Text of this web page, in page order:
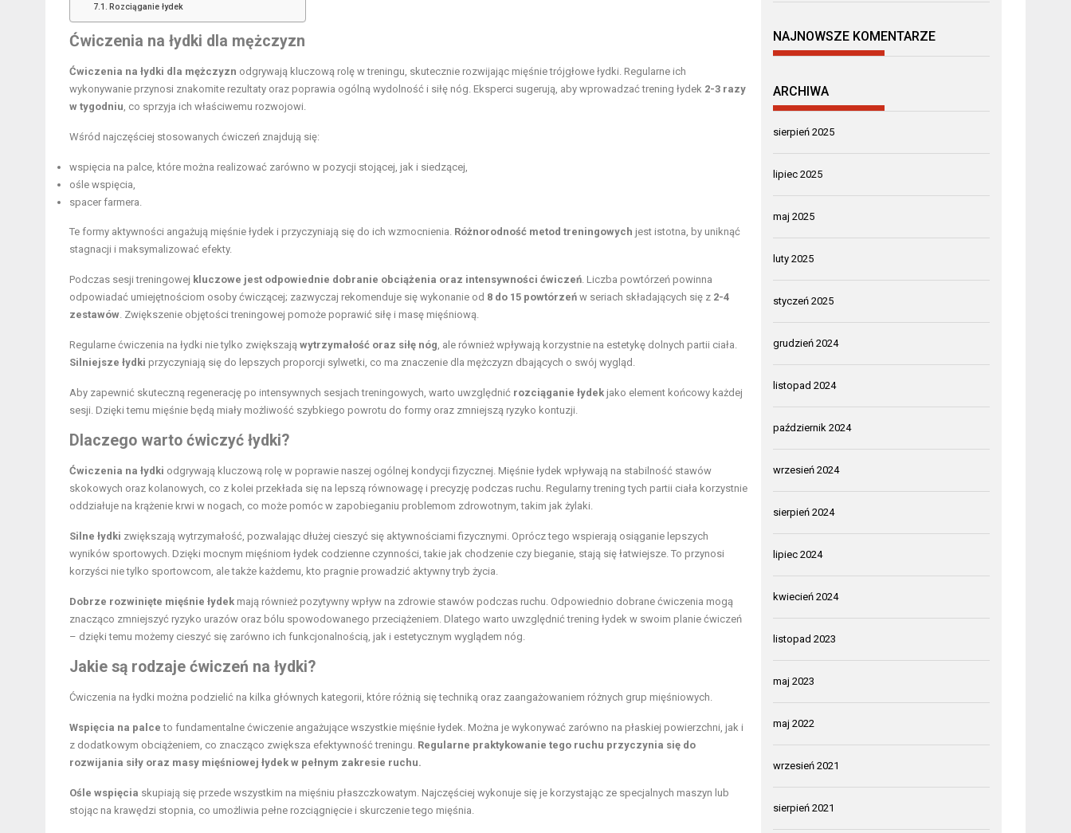
Rozciąganie łydek
Ćwiczenia na łydki dla mężczyzn
Ćwiczenia na łydki dla mężczyzn odgrywają kluczową rolę w treningu, skutecznie rozwijając mięśnie trójgłowe łydki. Regularne ich
wykonywanie przynosi znakomite rezultaty oraz poprawia ogólną wydolność i siłę nóg. Eksperci sugerują, aby wprowadzać trening łydek 2-3 razy
w tygodniu , co sprzyja ich właściwemu rozwojowi.
Wśród najczęściej stosowanych ćwiczeń znajdują się:
wspięcia na palce, które można realizować zarówno w pozycji stojącej, jak i siedzącej,
ośle wspięcia,
spacer farmera.
Te formy aktywności angażują mięśnie łydek i przyczyniają się do ich wzmocnienia. Różnorodność metod treningowych jest istotna, by uniknąć
stagnacji i maksymalizować efekty.
Podczas sesji treningowej kluczowe jest odpowiednie dobranie obciążenia oraz intensywności ćwiczeń . Liczba powtórzeń powinna
odpowiadać umiejętnościom osoby ćwiczącej; zazwyczaj rekomenduje się wykonanie od 8 do 15 powtórzeń w seriach składających się z 2-4
zestawów . Zwiększenie objętości treningowej pomoże poprawić siłę i masę mięśniową.
Regularne ćwiczenia na łydki nie tylko zwiększają wytrzymałość oraz siłę nóg , ale również wpływają korzystnie na estetykę dolnych partii ciała.
Silniejsze łydki przyczyniają się do lepszych proporcji sylwetki, co ma znaczenie dla mężczyzn dbających o swój wygląd.
Aby zapewnić skuteczną regenerację po intensywnych sesjach treningowych, warto uwzględnić rozciąganie łydek jako element końcowy każdej
sesji. Dzięki temu mięśnie będą miały możliwość szybkiego powrotu do formy oraz zmniejszą ryzyko kontuzji.
Dlaczego warto ćwiczyć łydki?
Ćwiczenia na łydki odgrywają kluczową rolę w poprawie naszej ogólnej kondycji fizycznej. Mięśnie łydek wpływają na stabilność stawów
skokowych oraz kolanowych, co z kolei przekłada się na lepszą równowagę i precyzję podczas ruchu. Regularny trening tych partii ciała korzystnie
oddziałuje na krążenie krwi w nogach, co może pomóc w zapobieganiu problemom zdrowotnym, takim jak żylaki.
Silne łydki zwiększają wytrzymałość, pozwalając dłużej cieszyć się aktywnościami fizycznymi. Oprócz tego wspierają osiąganie lepszych
wyników sportowych. Dzięki mocnym mięśniom łydek codzienne czynności, takie jak chodzenie czy bieganie, stają się łatwiejsze. To przynosi
korzyści nie tylko sportowcom, ale także każdemu, kto pragnie prowadzić aktywny tryb życia.
Dobrze rozwinięte mięśnie łydek mają również pozytywny wpływ na zdrowie stawów podczas ruchu. Odpowiednio dobrane ćwiczenia mogą
znacząco zmniejszyć ryzyko urazów oraz bólu spowodowanego przeciążeniem. Dlatego warto uwzględnić trening łydek w swoim planie ćwiczeń
– dzięki temu możemy cieszyć się zarówno ich funkcjonalnością, jak i estetycznym wyglądem nóg.
Jakie są rodzaje ćwiczeń na łydki?
Ćwiczenia na łydki można podzielić na kilka głównych kategorii, które różnią się techniką oraz zaangażowaniem różnych grup mięśniowych.
Wspięcia na palce to fundamentalne ćwiczenie angażujące wszystkie mięśnie łydek. Można je wykonywać zarówno na płaskiej powierzchni, jak i
z dodatkowym obciążeniem, co znacząco zwiększa efektywność treningu. Regularne praktykowanie tego ruchu przyczynia się do
rozwijania siły oraz masy mięśniowej łydek w pełnym zakresie ruchu.
Ośle wspięcia skupiają się przede wszystkim na mięśniu płaszczkowatym. Najczęściej wykonuje się je korzystając ze specjalnych maszyn lub
stojąc na krawędzi stopnia, co umożliwia pełne rozciągnięcie i skurczenie tego mięśnia.
NAJNOWSZE KOMENTARZE
ARCHIWA
sierpień 2025
lipiec 2025
maj 2025
luty 2025
styczeń 2025
grudzień 2024
listopad 2024
październik 2024
wrzesień 2024
sierpień 2024
lipiec 2024
kwiecień 2024
listopad 2023
maj 2023
maj 2022
wrzesień 2021
sierpień 2021